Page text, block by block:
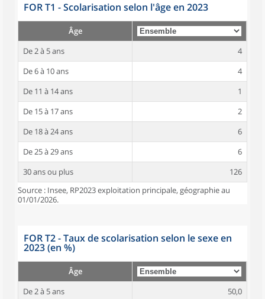
FOR T1 - Scolarisation selon l'âge en 2023
Âge
De 2 à 5 ans
4
De 6 à 10 ans
4
De 11 à 14 ans
1
De 15 à 17 ans
2
De 18 à 24 ans
6
De 25 à 29 ans
6
30 ans ou plus
126
Source : Insee, RP2023 exploitation principale, géographie au
01/01/2026.
FOR T2 - Taux de scolarisation selon le sexe en
2023 (en %)
Âge
De 2 à 5 ans
50,0